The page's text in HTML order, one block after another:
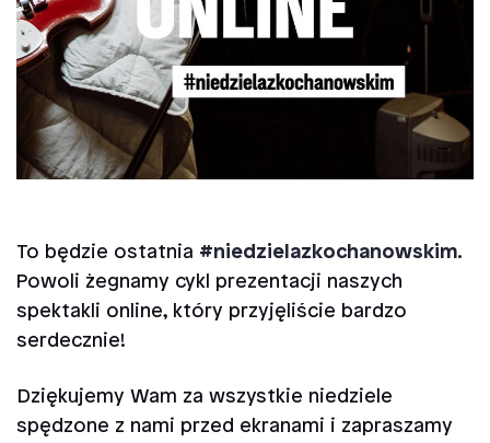
To będzie ostatnia #niedzielazkochanowskim.
Powoli żegnamy cykl prezentacji naszych
spektakli online, który przyjęliście bardzo
serdecznie!
Dziękujemy Wam za wszystkie niedziele
spędzone z nami przed ekranami i zapraszamy